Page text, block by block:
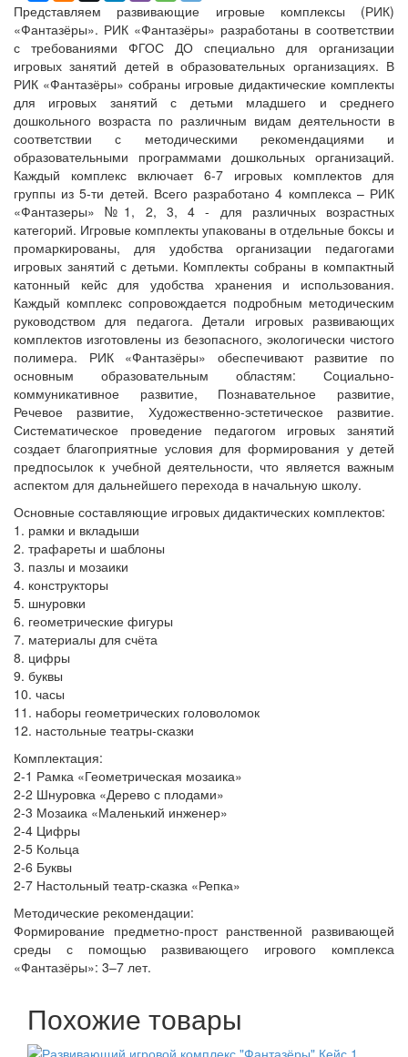
Представляем развивающие игровые комплексы (РИК)
«Фантазёры». РИК «Фантазёры» разработаны в соответствии
с требованиями ФГОС ДО специально для организации
игровых занятий детей в образовательных организациях. В
РИК «Фантазёры» собраны игровые дидактические комплекты
для игровых занятий с детьми младшего и среднего
дошкольного возраста по различным видам деятельности в
соответствии с методическими рекомендациями и
образовательными программами дошкольных организаций.
Каждый комплекс включает 6-7 игровых комплектов для
группы из 5-ти детей. Всего разработано 4 комплекса – РИК
«Фантазеры» №1, 2, 3, 4 - для различных возрастных
категорий. Игровые комплекты упакованы в отдельные боксы и
промаркированы, для удобства организации педагогами
игровых занятий с детьми. Комплекты собраны в компактный
катонный кейс для удобства хранения и использования.
Каждый комплекс сопровождается подробным методическим
руководством для педагога. Детали игровых развивающих
комплектов изготовлены из безопасного, экологически чистого
полимера. РИК «Фантазёры» обеспечивают развитие по
основным образовательным областям: Социально-
коммуникативное развитие, Познавательное развитие,
Речевое развитие, Художественно-эстетическое развитие.
Систематическое проведение педагогом игровых занятий
создает благоприятные условия для формирования у детей
предпосылок к учебной деятельности, что является важным
аспектом для дальнейшего перехода в начальную школу.
Основные составляющие игровых дидактических комплектов:
1. рамки и вкладыши
2. трафареты и шаблоны
3. пазлы и мозаики
4. конструкторы
5. шнуровки
6. геометрические фигуры
7. материалы для счёта
8. цифры
9. буквы
10. часы
11. наборы геометрических головоломок
12. настольные театры-сказки
Комплектация:
2-1 Рамка «Геометрическая мозаика»
2-2 Шнуровка «Дерево с плодами»
2-3 Мозаика «Маленький инженер»
2-4 Цифры
2-5 Кольца
2-6 Буквы
2-7 Настольный театр-сказка «Репка»
Методические рекомендации:
Формирование предметно-прост ранственной развивающей
среды с помощью развивающего игрового комплекса
«Фантазёры»: 3–7 лет.
Похожие товары